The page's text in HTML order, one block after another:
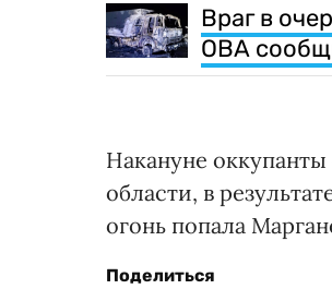
Враг в
ОВА
Накануне
области, в
огонь попала
Поделиться